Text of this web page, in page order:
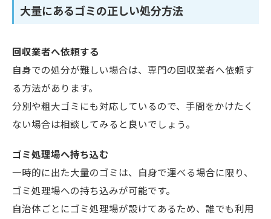
大量にあるゴミの正しい処分方法
回収業者へ依頼する
自身での処分が難しい場合は、専門の回収業者へ依頼す
る方法があります。
分別や粗大ゴミにも対応しているので、手間をかけたく
ない場合は相談してみると良いでしょう。
ゴミ処理場へ持ち込む
一時的に出た大量のゴミは、自身で運べる場合に限り、
ゴミ処理場への持ち込みが可能です。
自治体ごとにゴミ処理場が設けてあるため、誰でも利用